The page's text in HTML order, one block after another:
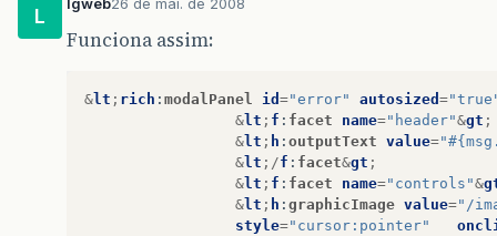
L
Funciona assim:
&lt ; rich : modalPanel id ="error" autosized =
&lt ; f : facet name="header"&gt ;
&lt ; h : outputText value=
&lt ;/f : facet&gt ;
&lt ; f : facet name="controls"&
&lt ; h : graphicImage value="/
style="cursor:pointer"